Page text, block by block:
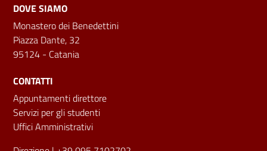
DOVE SIAMO
Monastero dei Benedettini
Piazza Dante, 32
95124 - Catania
CONTATTI
Appuntamenti direttore
Servizi per gli studenti
Uffici Amministrativi